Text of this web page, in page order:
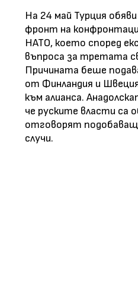
На 24 май Турция
фронт на
НАТО, което според
въпроса за третата
Причината беше
от Финландия и
към алианса.
че руските власти са
отговорят
случи.